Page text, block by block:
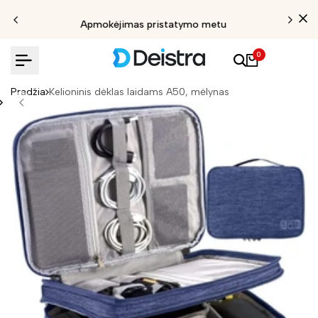
Apmokėjimas pristatymo metu
0
Pradžia Kelioninis dėklas laidams A50, mėlynas